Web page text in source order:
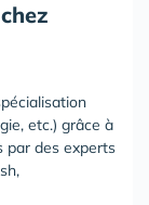
etc.) grâce à
par des experts